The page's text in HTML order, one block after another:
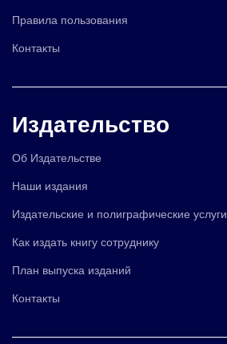
Правила пользования
Контакты
Издательство
Об Издательстве
Наши издания
Издательские и полиграфические услуги
Как издать книгу сотруднику
План выпуска изданий
Контакты